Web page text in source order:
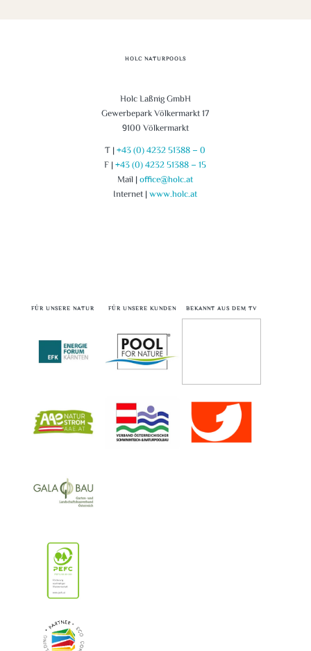
HOLC NATURPOOLS
Holc Laßnig GmbH
Gewerbepark Völkermarkt 17
9100 Völkermarkt
T |+43 (0) 4232 51388 – 0
F |+43 (0) 4232 51388 – 15
Mail |office@holc.at
Internet |www.holc.at
FÜR UNSERE NATUR FÜR UNSERE KUNDEN BEKANNT AUS DEM TV